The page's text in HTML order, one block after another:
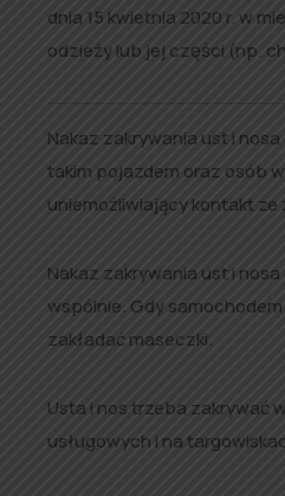
dnia 15 kwietnia 2020 r. w
odzieży lub jej części (np.
Nakaz zakrywania ust i
takim pojazdem oraz osób
uniemożliwiający kontakt ze
Nakaz zakrywania ust i
wspólnie. Gdy
zakładać maseczki.
Usta i nos trzeba zakrywać
usługowych i na